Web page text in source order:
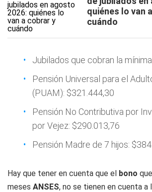
quiénes lo van
cuándo
Jubilados que cobran la
Pensión Universal para el
(PUAM): $321.444,30
Pensión No Contributiva por
por Vejez: $290.013,76
Pensión Madre de 7 hijos:
Hay que tener en cuenta que el bono
meses ANSES, no se tienen en cuenta a